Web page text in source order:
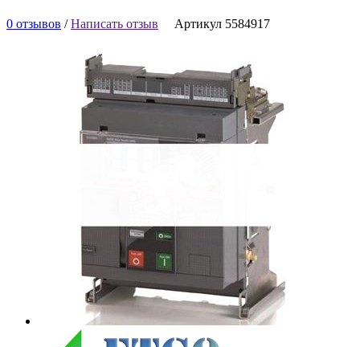
0 отзывов /Написать отзыв Артикул 5584917